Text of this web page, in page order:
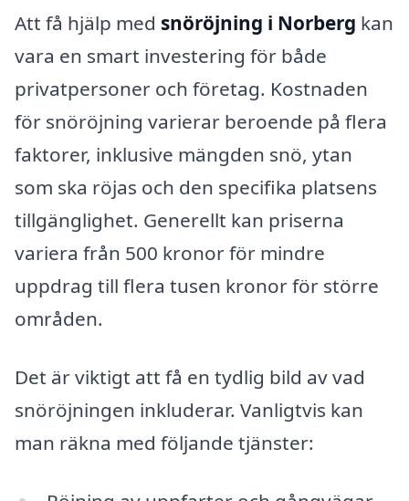
Att få hjälp med snöröjning i Norberg kan
vara en smart investering för både
privatpersoner och företag. Kostnaden
för snöröjning varierar beroende på flera
faktorer, inklusive mängden snö, ytan
som ska röjas och den specifika platsens
tillgänglighet. Generellt kan priserna
variera från 500 kronor för mindre
uppdrag till flera tusen kronor för större
områden.
Det är viktigt att få en tydlig bild av vad
snöröjningen inkluderar. Vanligtvis kan
man räkna med följande tjänster: